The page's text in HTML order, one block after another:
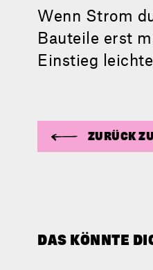
Wenn Strom
Bauteile erst
Einstieg
ZURÜCK
DAS KÖNNTE